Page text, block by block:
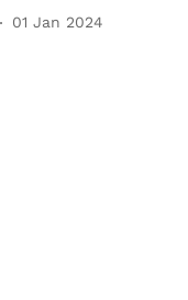
01 Jan 2024